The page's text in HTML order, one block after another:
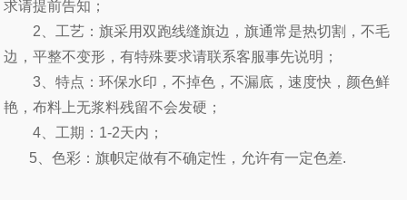
求请提前告知；
2、工艺：旗采用双跑线缝旗边，旗通常是热切割，不毛
边，平整不变形，有特殊要求请联系客服事先说明；
3、特点：环保水印，不掉色，不漏底，速度快，颜色鲜
艳，布料上无浆料残留不会发硬；
4、工期：1-2天内；
5、色彩：旗帜定做有不确定性，允许有一定色差.